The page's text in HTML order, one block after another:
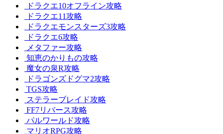
ドラクエ10オフライン攻略
ドラクエ11攻略
ドラクエモンスターズ3攻略
ドラクエ6攻略
メタファー攻略
知恵のかりもの攻略
魔女の泉R攻略
ドラゴンズドグマ2攻略
TGS攻略
ステラーブレイド攻略
FF7リバース攻略
パルワールド攻略
マリオRPG攻略